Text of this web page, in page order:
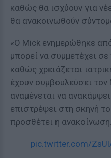
καθώς θα ισχύουν για
θα ανακοινωθούν
«Ο Mick ενημερώθηκε
μπορεί να συμμετέχει
καθώς χρειάζεται
έχουν συμβουλεύσει τον
αναμένεται να
επιστρέψει στη σκηνή
προσθέτει η ανακοίνωση.
pic.twitter.com/